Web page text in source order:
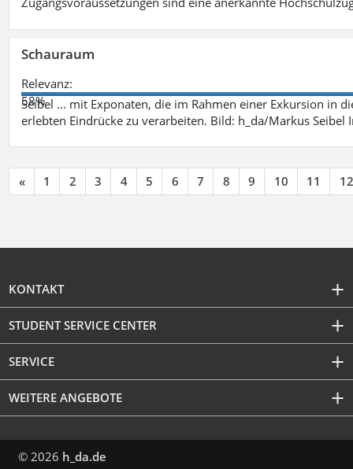
Schauraum
Relevanz:
58%
Seibel ... mit Exponaten, die im Rahmen einer Exkursion in
erlebten Eindrücke zu verarbeiten. Bild: h_da/Markus Seibel
« 1 2 3 4 5 6 7 8 9 10 11 12
KONTAKT
STUDENT SERVICE CENTER
SERVICE
WEITERE ANGEBOTE
© 2026 h_da.de